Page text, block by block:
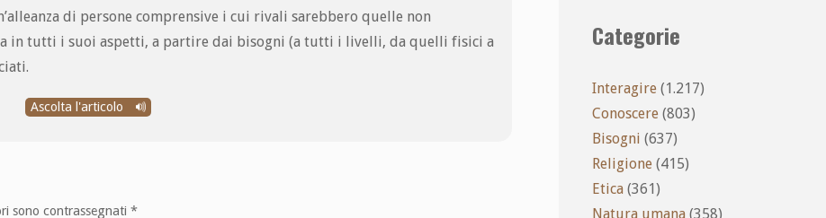
di persone comprensive i cui rivali sarebbero quelle non
in tutti i suoi aspetti, a partire dai bisogni (a tutti i livelli, da quelli fisici a
Ascolta l'articolo
sono contrassegnati*
Categorie
Interagire (1.217)
Conoscere (803)
Bisogni (637)
Religione (415)
Etica (361)
Natura umana (358)